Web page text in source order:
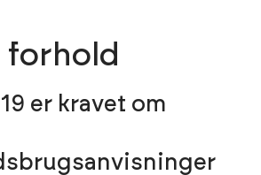
forhold
er kravet om